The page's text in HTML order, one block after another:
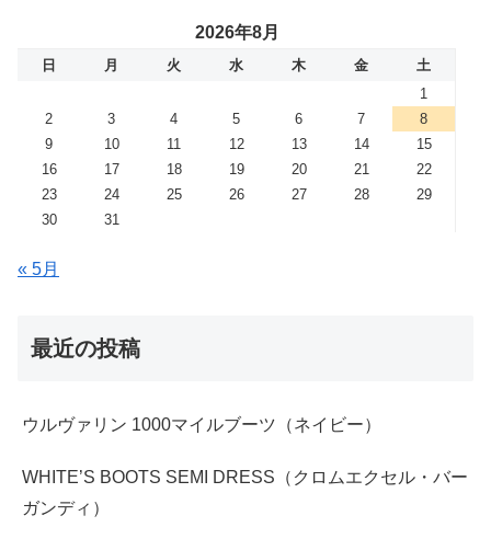
2026年8月
日 月 火 水 木 金
土
1
2
3 4 5 6 7
8
9
10 11 12 13 14
15
16
17 18 19 20 21
22
23
24 25 26 27 28
29
30
31
« 5月
最近の投稿
ウルヴァリン 1000マイルブーツ（ネイビー）
WHITE’S BOOTS SEMI DRESS（クロムエクセル・バー
ガンディ）